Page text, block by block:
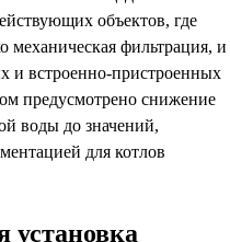
объектов, где
механическая фильтрация, и
и встроенно-пристроенных
предусмотрено снижение
воды до значений,
для котлов
установка